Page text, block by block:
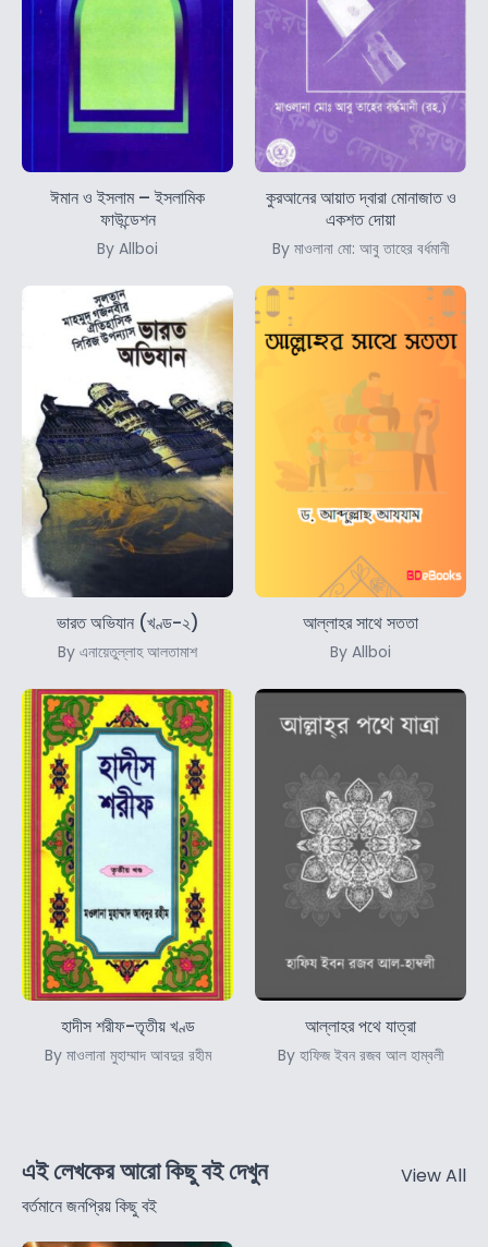
ঈমান ও ইসলাম – ইসলামিক
ফাউন্ডেশন
By Allboi
কুরআনের আয়াত দ্বারা মোনাজাত ও
একশত দোয়া
By মাওলানা মো: আবু তাহের বর্ধমানী
ভারত অভিযান (খণ্ড-২)
By এনায়েতুল্লাহ আলতামাশ
আল্লাহর সাথে সততা
By Allboi
হাদীস শরীফ-তৃতীয় খণ্ড
By মাওলানা মুহাম্মাদ আবদুর রহীম
আল্লাহর পথে যাত্রা
By হাফিজ ইবন রজব আল হাম্বলী
এই লেখকের আরো কিছু বই দেখুন
বর্তমানে জনপ্রিয় কিছু বই
View All